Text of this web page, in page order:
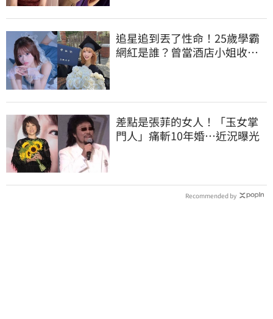
追星追到丟了性命！25歲學霸
網紅是誰？曾當酒店小姐收入
差點是張菲的女人！「玉女掌
門人」痛斬10年婚…近況曝光
Recommended by